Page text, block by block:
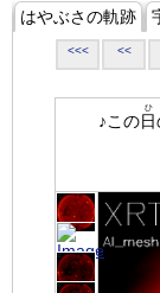
はやぶさの軌跡
<<< <<
♪この日
ひ